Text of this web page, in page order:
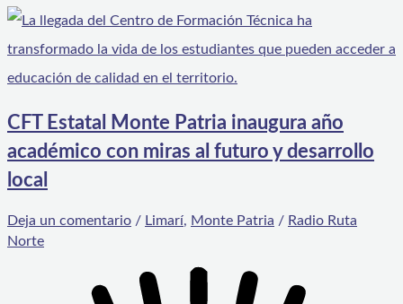
CFT Estatal Monte Patria inaugura año
académico con miras al futuro y desarrollo
local
Deja un comentario / Limarí, Monte Patria / Radio Ruta
Norte